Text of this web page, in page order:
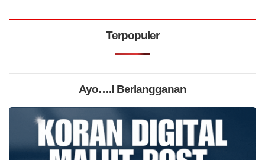
Terpopuler
Ayo….! Berlangganan